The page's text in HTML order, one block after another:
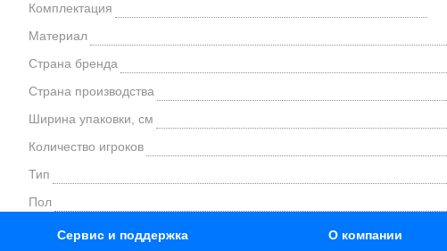
Комплектация
Материал
Страна бренда
Страна производства
Ширина упаковки, см
Количество игроков
Тип
Пол
Сервис и поддержка О компании